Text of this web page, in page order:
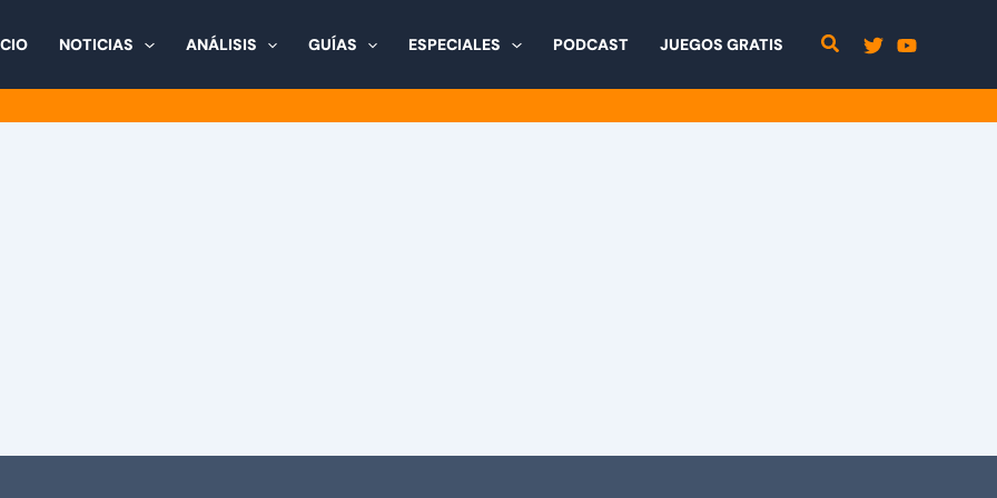
NOTICIAS ANÁLISIS GUÍAS ESPECIALES PODCAST JUEGOS GRATIS